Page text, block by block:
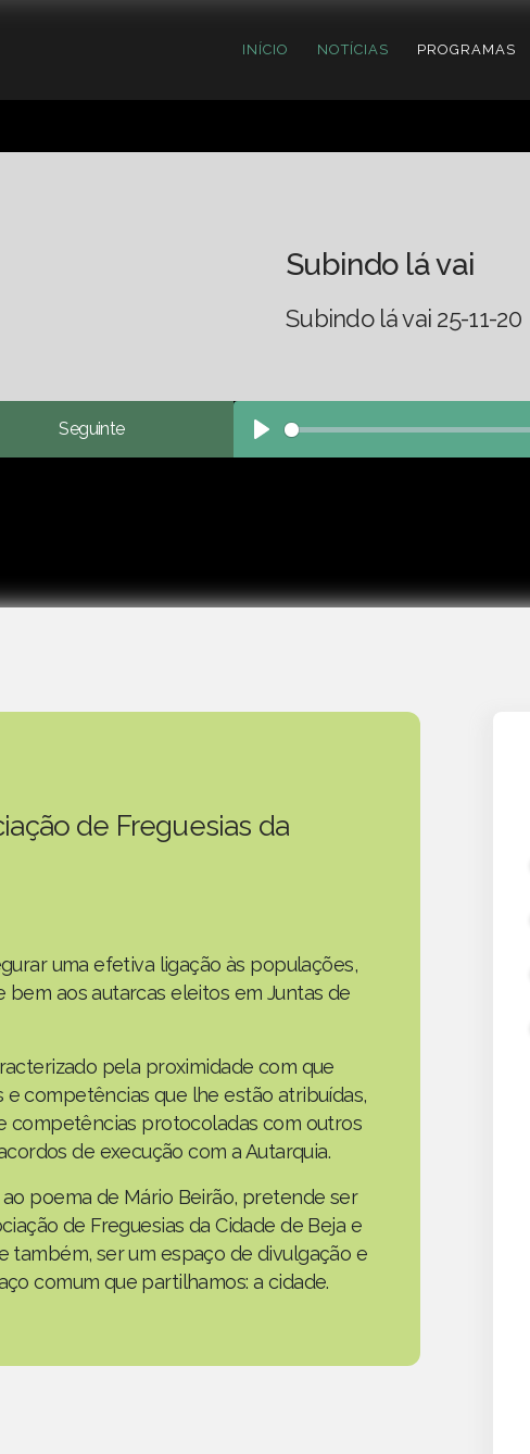
INÍCIO NOTÍCIAS PROGRAMAS
Subindo lá vai
Subindo lá vai 25-11-20
Seguinte
Play
de Freguesias da
uma efetiva ligação às populações,
aos autarcas eleitos em Juntas de
pela proximidade com que
competências que lhe estão atribuídas,
competências protocoladas com outros
de execução com a Autarquia.
poema de Mário Beirão, pretende ser
de Freguesias da Cidade de Beja e
também, ser um espaço de divulgação e
comum que partilhamos: a cidade.